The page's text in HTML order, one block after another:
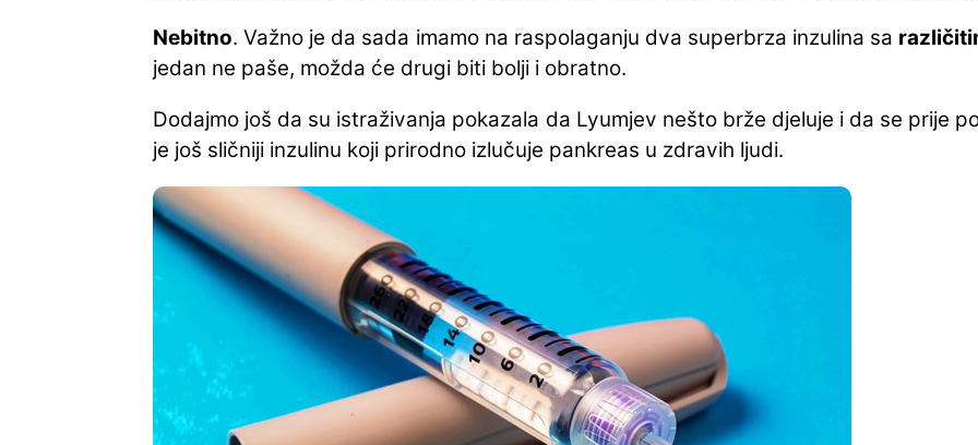
Nebitno. Važno je da sada imamo na raspolaganju dva superbrza inzulina sa
jedan ne paše, možda će drugi biti bolji i obratno.
Dodajmo još da su istraživanja pokazala da Lyumjev nešto brže djeluje i da se prije
je još sličniji inzulinu koji prirodno izlučuje pankreas u zdravih ljudi.